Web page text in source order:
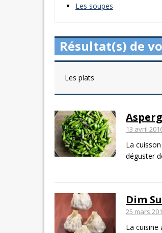
Les soupes
Résultat(s) de
Les plats
13 avril
La
déguster
Dim
25 mars
La cuisine